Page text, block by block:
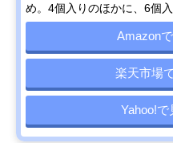
め。4個入りのほかに、6個入
Amazon
楽天市場
Yahoo!で